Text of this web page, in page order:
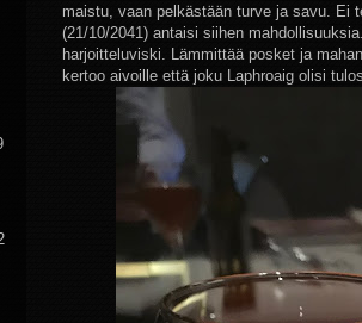
maistu, vaan pelkästään turve ja savu. Ei
(21/10/2041) antaisi siihen
harjoitteluviski. Lämmittää posket ja
kertoo aivoille että joku Laphroaig olisi